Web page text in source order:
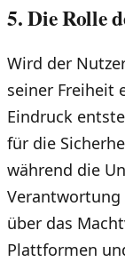
5. Die Rolle
Wird der
seiner Freiheit
Eindruck
für die
während die
Verantwortung
über das
Plattformen